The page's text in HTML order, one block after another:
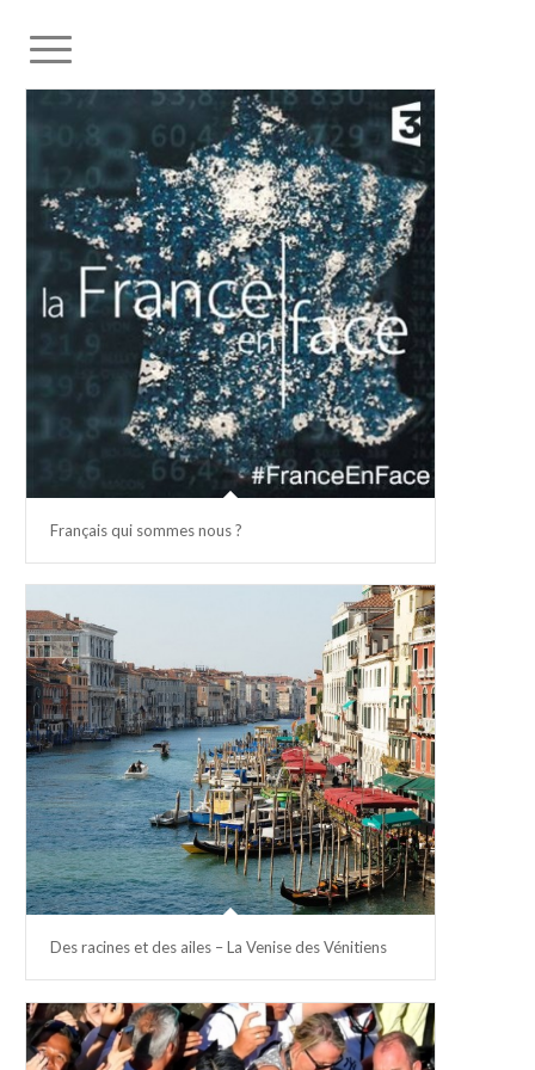
Français qui sommes nous ?
Des racines et des ailes – La Venise des Vénitiens